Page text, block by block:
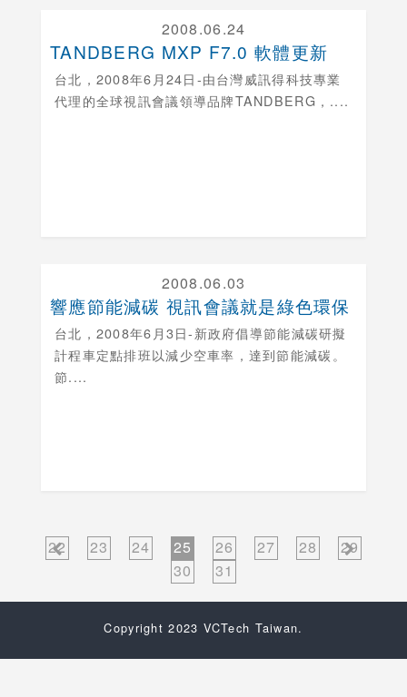
2008.06.24
TANDBERG MXP F7.0 軟體更新
台北， 2008年6月24日-由台灣威訊得科技專業
代理的全球視訊會議領導品牌TANDBERG，....
2008.06.03
響應節能減碳 視訊會議就是綠色環保
台北， 2008年6月3日-新政府倡導節能減碳研擬
計程車定點排班以減少空車率，達到節能減碳。
節....
22 23 24 25 26 27 28
29
30
31
Copyright 2023 VCTech Taiwan.